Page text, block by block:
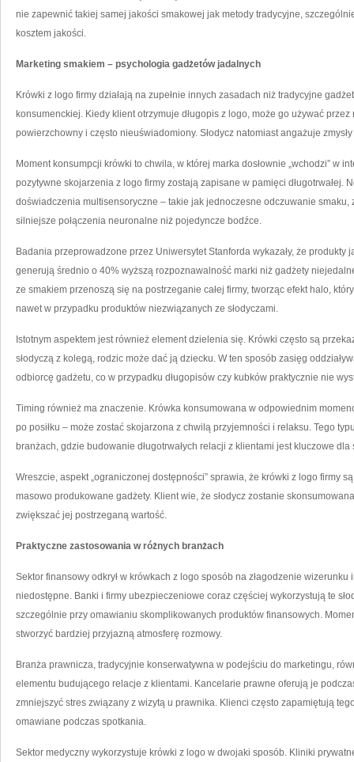
nie zapewnić takiej samej jakości smakowej jak metody tradycyjne,
kosztem jakości.
Marketing smakiem – psychologia gadżetów jadalnych
Krówki z logo firmy działają na zupełnie innych zasadach niż tradycyjne
konsumenckiej. Kiedy klient otrzymuje długopis z logo, może go używać
powierzchowny i często nieuświadomiony. Słodycz natomiast angażuje
Moment konsumpcji krówki to chwila, w której marka dosłownie „wchodzi” w
pozytywne skojarzenia z logo firmy zostają zapisane w pamięci długotrwałej.
doświadczenia multisensoryczne – takie jak jednoczesne odczuwanie
silniejsze połączenia neuronalne niż pojedyncze bodźce.
Badania przeprowadzone przez Uniwersytet Stanforda wykazały, że produkty
generują średnio o 40% wyższą rozpoznawalność marki niż gadżety
ze smakiem przenoszą się na postrzeganie całej firmy, tworząc efekt halo,
nawet w przypadku produktów niezwiązanych ze słodyczami.
Istotnym aspektem jest również element dzielenia się. Krówki często są
słodyczą z kolegą, rodzic może dać ją dziecku. W ten sposób zasięg
odbiorcę gadżetu, co w przypadku długopisów czy kubków praktycznie nie
Timing również ma znaczenie. Krówka konsumowana w odpowiednim
po posiłku – może zostać skojarzona z chwilą przyjemności i relaksu. Tego
branżach, gdzie budowanie długotrwałych relacji z klientami jest kluczowe
Wreszcie, aspekt „ograniczonej dostępności” sprawia, że krówki z logo firmy
masowo produkowane gadżety. Klient wie, że słodycz zostanie
zwiększać jej postrzeganą wartość.
Praktyczne zastosowania w różnych branżach
Sektor finansowy odkrył w krówkach z logo sposób na złagodzenie
niedostępne. Banki i firmy ubezpieczeniowe coraz częściej wykorzystują te
szczególnie przy omawianiu skomplikowanych produktów finansowych.
stworzyć bardziej przyjazną atmosferę rozmowy.
Branża prawnicza, tradycyjnie konserwatywna w podejściu do marketingu,
elementu budującego relacje z klientami. Kancelarie prawne oferują je
zmniejszyć stres związany z wizytą u prawnika. Klienci często zapamiętują
omawiane podczas spotkania.
Sektor medyczny wykorzystuje krówki z logo w dwojaki sposób. Kliniki